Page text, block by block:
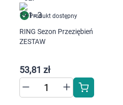
Produkt dostępny
RING Sezon Przeziębień
ZESTAW
53,81 zł